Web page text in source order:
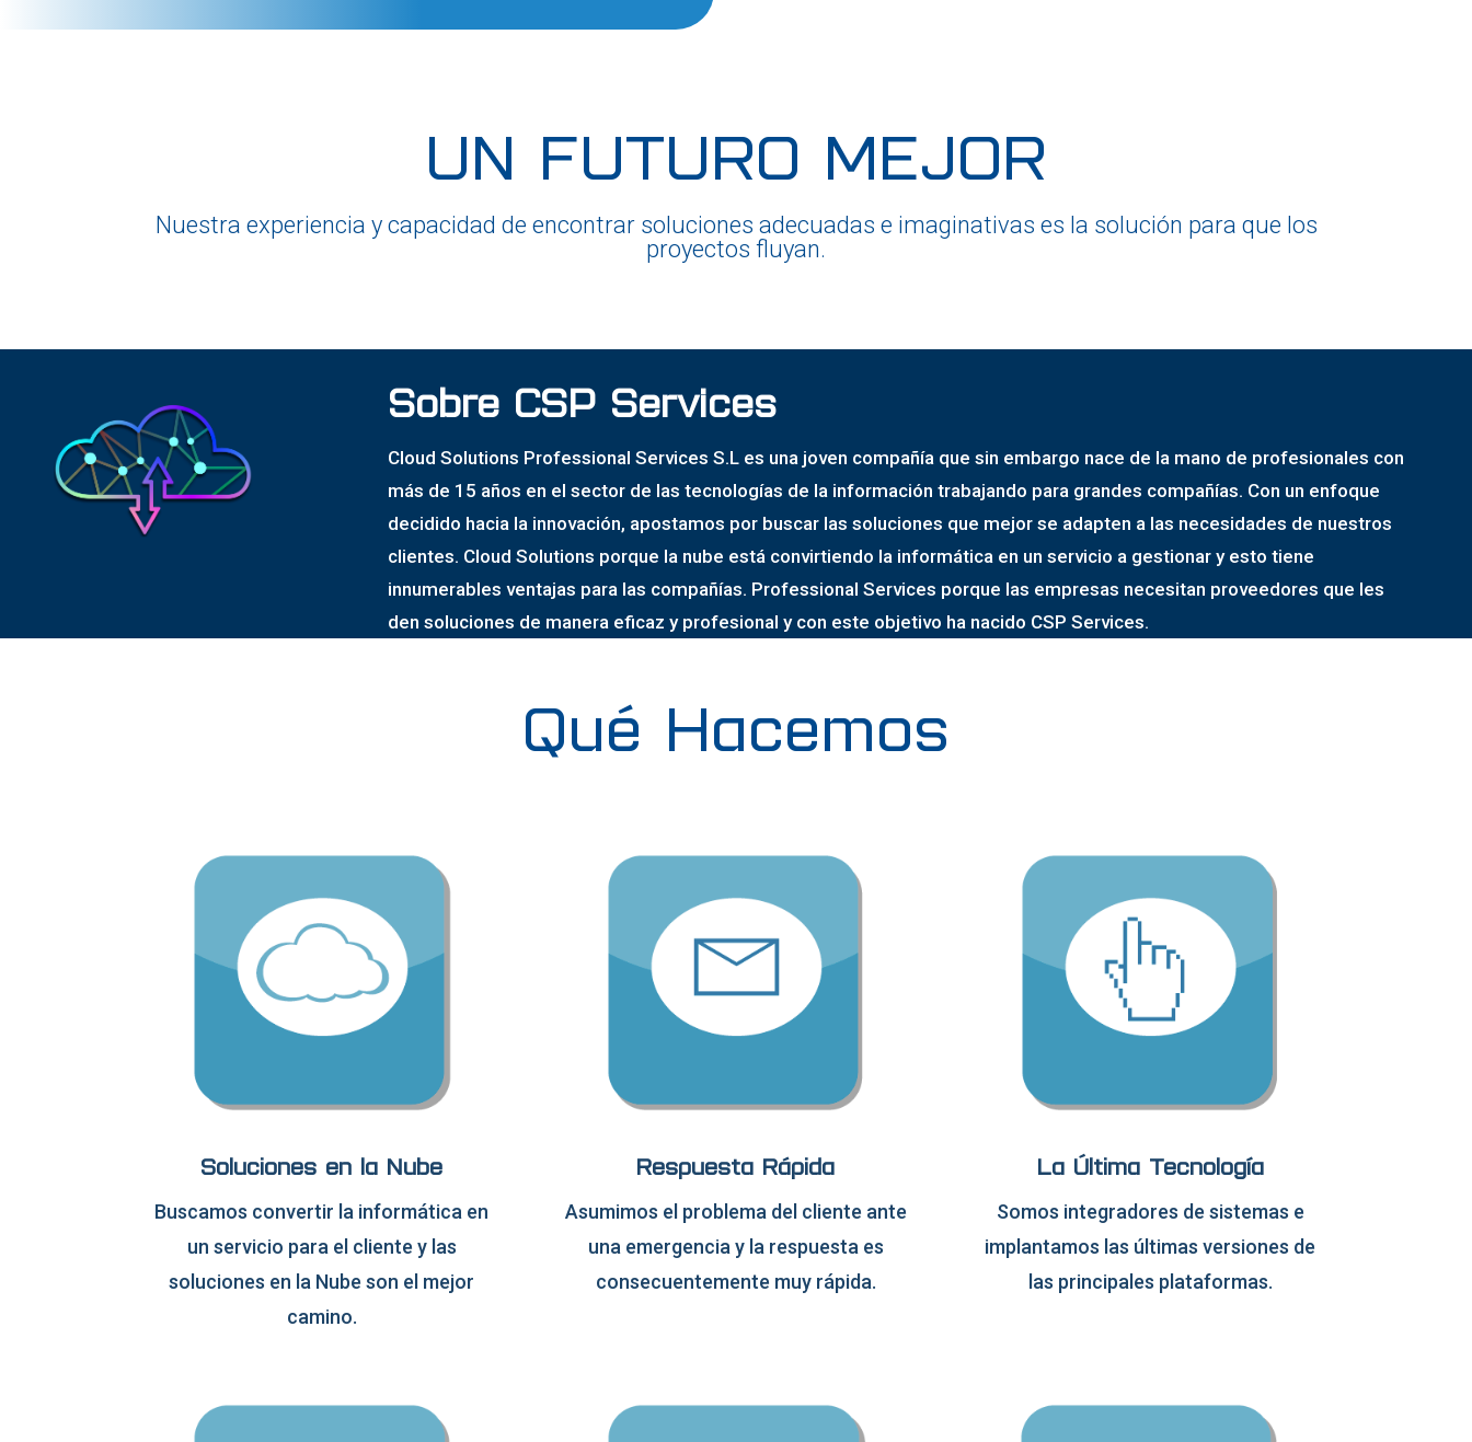
UN FUTURO MEJOR
Nuestra experiencia y capacidad de encontrar soluciones adecuadas e imaginativas es la solución para que los
proyectos fluyan.
Sobre CSP Services
Cloud Solutions Professional Services S.L es una joven compañía que sin embargo nace de la mano de profesionales con
más de 15 años en el sector de las tecnologías de la información trabajando para grandes compañías. Con un enfoque
decidido hacia la innovación, apostamos por buscar las soluciones que mejor se adapten a las necesidades de nuestros
clientes. Cloud Solutions porque la nube está convirtiendo la informática en un servicio a gestionar y esto tiene
innumerables ventajas para las compañías. Professional Services porque las empresas necesitan proveedores que les
den soluciones de manera eficaz y profesional y con este objetivo ha nacido CSP Services.
Qué Hacemos
Soluciones en la Nube
Buscamos convertir la informática en
un servicio para el cliente y las
soluciones en la Nube son el mejor
camino.
Respuesta Rápida
Asumimos el problema del cliente ante
una emergencia y la respuesta es
consecuentemente muy rápida.
La Última Tecnología
Somos integradores de sistemas e
implantamos las últimas versiones de
las principales plataformas.